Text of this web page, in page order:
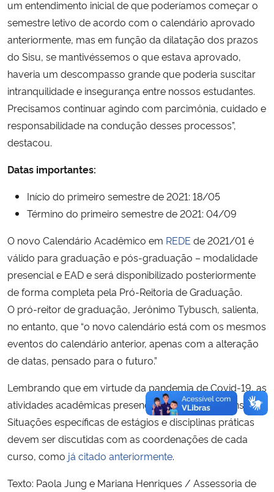
Banco Central do Brasil
Planalto
um entendimento inicial de que poderíamos começar o
semestre letivo de acordo com o calendário aprovado
anteriormente, mas em função da dilatação dos prazos
do Sisu, se mantivéssemos o que estava aprovado,
haveria um descompasso grande que poderia suscitar
intranquilidade e insegurança entre nossos estudantes.
Precisamos continuar agindo com parcimônia, cuidado e
responsabilidade na condução desses processos”,
destacou.
Datas importantes:
Início do primeiro semestre de 2021: 18/05
Término do primeiro semestre de 2021: 04/09
O novo Calendário Acadêmico em REDE de 2021/01 é
válido para graduação e pós-graduação – modalidade
presencial e EAD e será disponibilizado posteriormente
de forma completa pela Pró-Reitoria de Graduação.
O pró-reitor de graduação, Jerônimo Tybusch, salienta,
no entanto, que “o novo calendário está com os mesmos
eventos do calendário anterior, apenas com a alteração
de datas, pensado para o futuro.”
Lembrando que em virtude da pandemia de Covid-19, as
atividades acadêmicas presenciais seguem suspensas.
Situações específicas de estágios e disciplinas práticas
devem ser discutidas com as coordenações de cada
curso, como já citado anteriormente.
Texto: Paola Jung e Mariana Henriques / Assessoria de